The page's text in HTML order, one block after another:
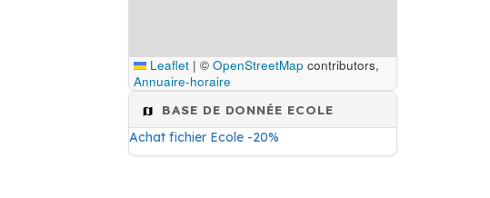
Leaflet | © OpenStreetMap contributors,
Annuaire-horaire
BASE DE DONNÉE ECOLE
Achat fichier Ecole -20%